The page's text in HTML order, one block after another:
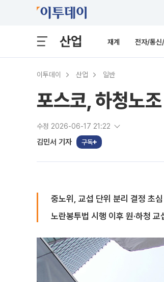
산업 재계 전자/통
이투데이 산업 일반
포스코, 하청노
수정 2026-06-17 21:22
김민서 기자 구독
중노위, 교섭 단위 분리 결정 초심
노란봉투법 시행 이후 원·하청 교